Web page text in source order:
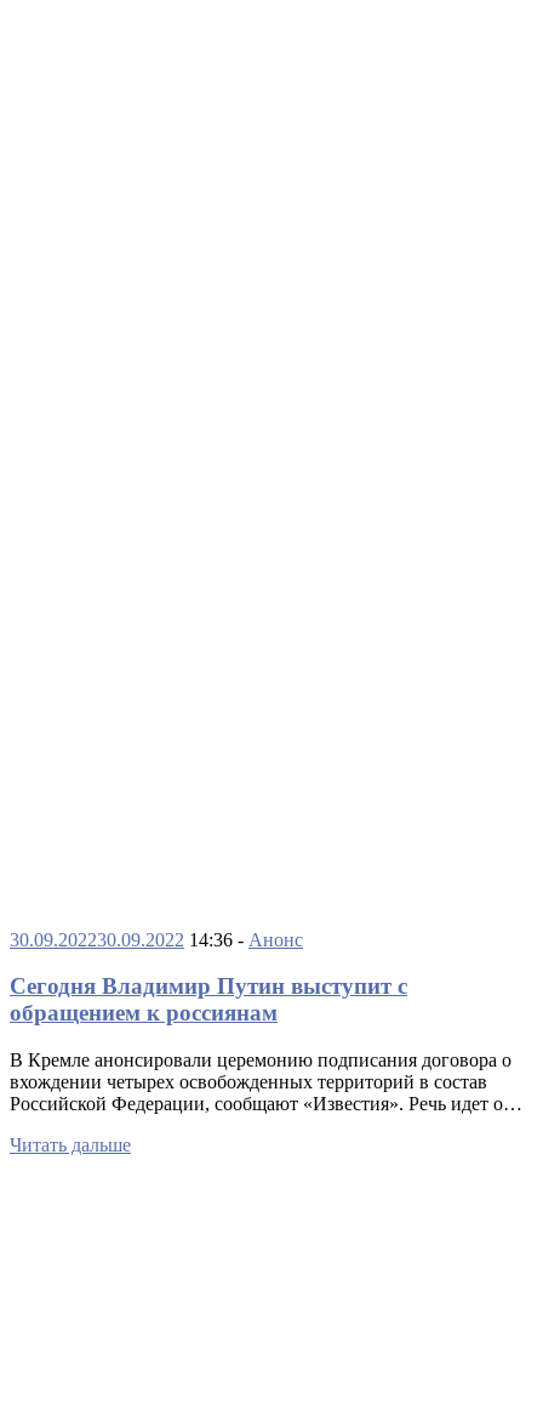
30.09.202230.09.2022 14:36 - Анонс
Сегодня Владимир Путин выступит с
обращением к россиянам
В Кремле анонсировали церемонию подписания договора о
вхождении четырех освобожденных территорий в состав
Российской Федерации, сообщают «Известия». Речь идет о…
Читать дальше